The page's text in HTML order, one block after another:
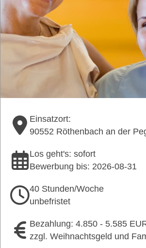
Einsatzort:
90552 Röthenbach an der
Los geht's: sofort
Bewerbung bis: 2026-08-31
40 Stunden/Woche
unbefristet
Bezahlung: 4.850 - 5.585
zzgl. Weihnachtsgeld und